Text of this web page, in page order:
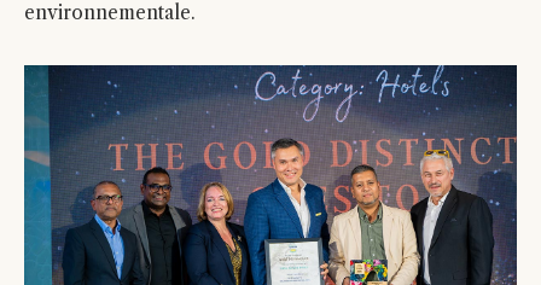
environnementale.